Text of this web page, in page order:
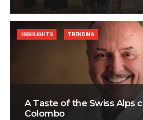
A Taste of the Swiss Alps
Colombo
HIGHLIGHTS TRENDING